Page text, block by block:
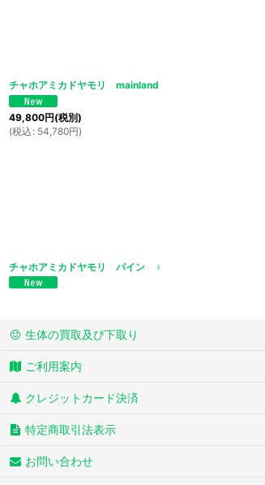
チャホアミカドヤモリ mainland
49,800円(税別)
(税込 : 54,780円)
チャホアミカドヤモリ パイン ♀
生体の買取及び下取り
ご利用案内
クレジットカード決済
特定商取引法表示
お問い合わせ